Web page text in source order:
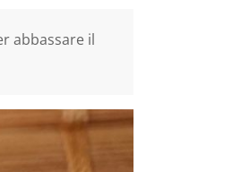
abbassare il